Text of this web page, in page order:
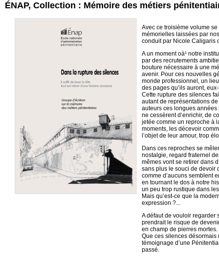
ÉNAP, Collection : Mémoire des métiers
Avec ce troisième volume se
mémorielles laissées par
conduit par Nicole Caligaris
A un moment oà¹ notre
par des recrutements
bouture nécessaire à une
avenir. Pour ces nouvelles
monde professionnel, un
des pages qu’ils auront,
Cette rupture des silences
autant de représentations
auteurs ces longues années
ne cessèrent d’enrichir, de
jetée comme un reproche à
moments, les décevoir
l’objet de leur amour, trop
Dans ces reproches se
nostalgie, regard fraternel
mêmes vont se retirer dans
sans plus le souci de devoir
comme d’aucuns semblent
en tournant le dos à notre
un peu trop rustique dans
Mais qu’est-ce que la
expression ?...
A défaut de vouloir regarder
prendrait le risque de
en champ de pierres mortes.
Que ces silences
témoignage d’une
passé.